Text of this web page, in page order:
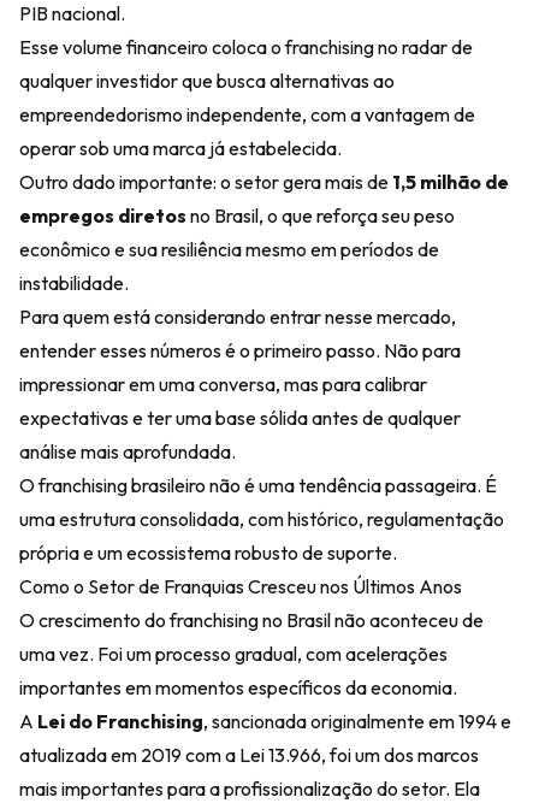
PIB nacional.
Esse volume financeiro coloca o franchising no radar de
qualquer investidor que busca alternativas ao
empreendedorismo independente, com a vantagem de
operar sob uma marca já estabelecida.
Outro dado importante: o setor gera mais de 1,5 milhão de
empregos diretos no Brasil, o que reforça seu peso
econômico e sua resiliência mesmo em períodos de
instabilidade.
Para quem está considerando entrar nesse mercado,
entender esses números é o primeiro passo. Não para
impressionar em uma conversa, mas para calibrar
expectativas e ter uma base sólida antes de qualquer
análise mais aprofundada.
O franchising brasileiro não é uma tendência passageira. É
uma estrutura consolidada, com histórico, regulamentação
própria e um ecossistema robusto de suporte.
Como o Setor de Franquias Cresceu nos Últimos Anos
O crescimento do franchising no Brasil não aconteceu de
uma vez. Foi um processo gradual, com acelerações
importantes em momentos específicos da economia.
A Lei do Franchising, sancionada originalmente em 1994 e
atualizada em 2019 com a Lei 13.966, foi um dos marcos
mais importantes para a profissionalização do setor. Ela